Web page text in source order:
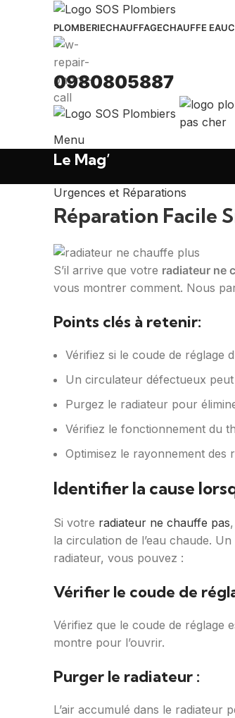
PLOMBERIECHAUFFAGECHAUFFE EAU
0980805887
Menu
Le Mag’
Urgences et Réparations
Réparation Facile
S’il arrive que votre radiateur ne
vous montrer comment. Nous
Points clés à retenir:
Vérifiez si le coude de réglage
Un circulateur défectueux
Purgez le radiateur pour
Vérifiez le fonctionnement du
Optimisez le rayonnement des
Identifier la cause
Si votre radiateur ne chauffe pas
la circulation de l’eau chaude.
radiateur, vous pouvez :
Vérifier le coude de
Vérifiez que le coude de réglage
montre pour l’ouvrir.
Purger le radiateur :
L’air accumulé dans le radiateur